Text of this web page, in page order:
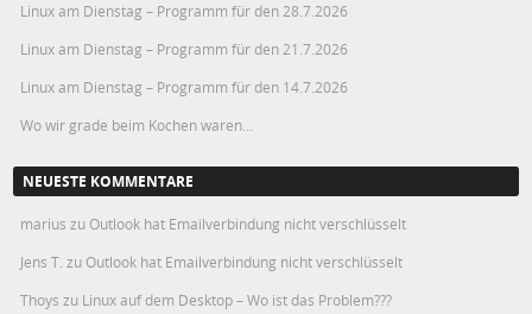
Linux am Dienstag – Programm für den 28.7.2026
Linux am Dienstag – Programm für den 21.7.2026
Linux am Dienstag – Programm für den 14.7.2026
Wo wir grade beim Kochen waren…
NEUESTE KOMMENTARE
marius zu Outlook hat Emailverbindung nicht verschlüsselt
Jens T. zu Outlook hat Emailverbindung nicht verschlüsselt
Thoys zu Linux auf dem Desktop – Wo ist das Problem???